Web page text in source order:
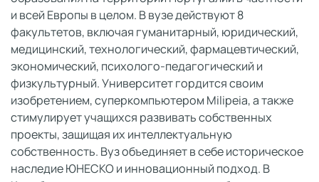
и всей Европы в целом. В вузе действуют 8
факультетов, включая гуманитарный, юридический,
медицинский, технологический, фармацевтический,
экономический, психолого-педагогический и
физкультурный. Университет гордится своим
изобретением, суперкомпьютером Milipeia, а также
стимулирует учащихся развивать собственных
проекты, защищая их интеллектуальную
собственность. Вуз объединяет в себе историческое
наследие ЮНЕСКО и инновационный подход. В